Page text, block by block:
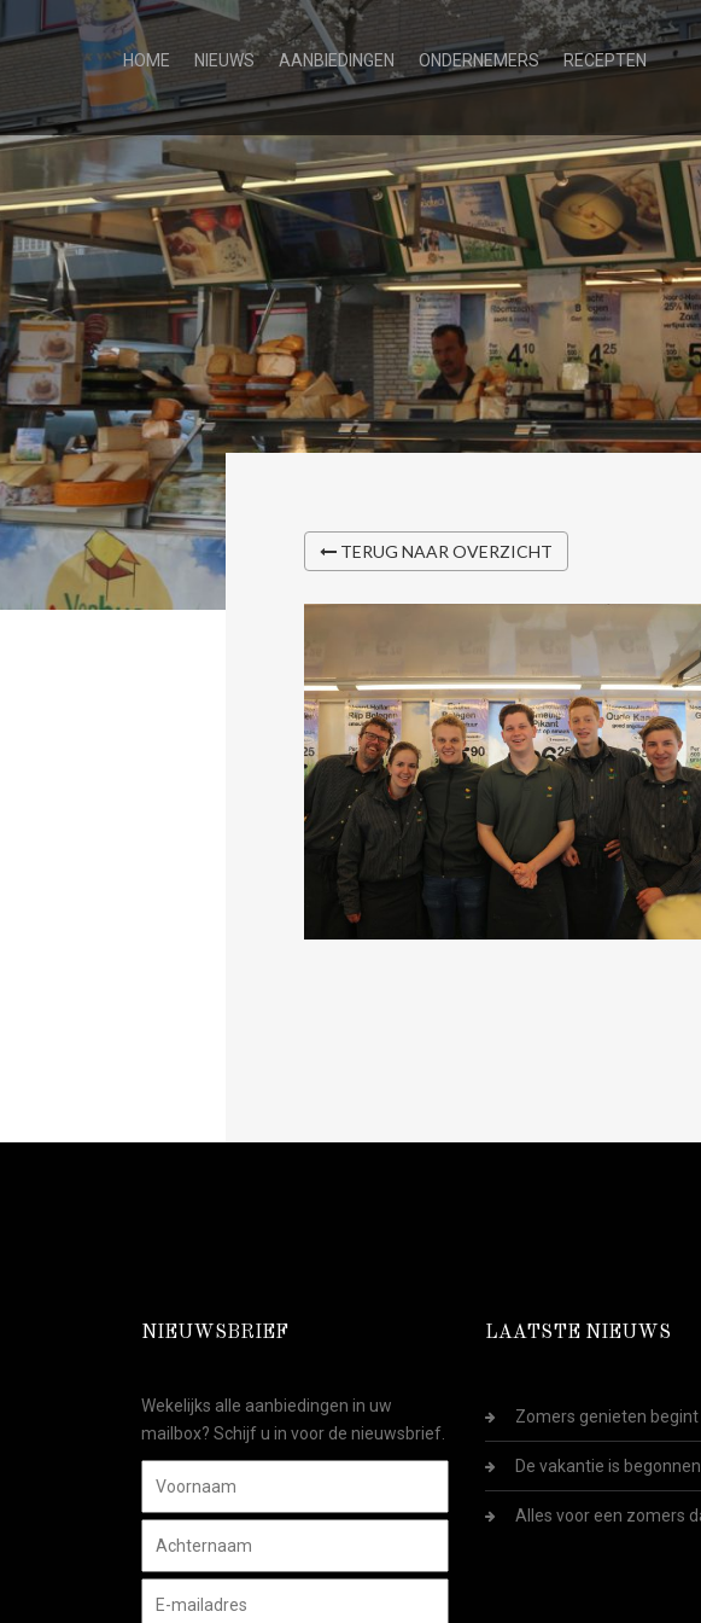
HOME NIEUWS AANBIEDINGEN ONDERNEMERS RECEPTEN
TERUG NAAR OVERZICHT
NIEUWSBRIEF
Wekelijks alle aanbiedingen in uw
mailbox? Schijf u in voor de nieuwsbrief.
LAATSTE NIEUWS
Zomers genieten
De vakantie is
Alles voor een zomers